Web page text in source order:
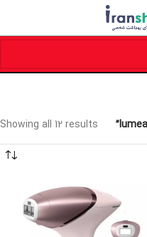
Showing all 12 results